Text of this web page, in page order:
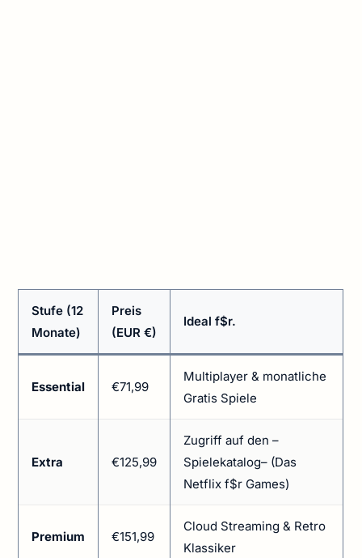
Stufe (12
Monate)
Preis
(EUR €)
Ideal f$r.
Essential €71,99
Multiplayer & monatliche
Gratis Spiele
Extra €125,99
Zugriff auf den –
Spielekatalog– (Das
Netflix f$r Games)
Premium €151,99
Cloud Streaming & Retro
Klassiker